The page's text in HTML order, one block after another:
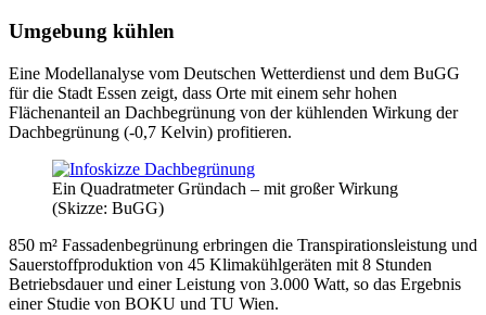
Umgebung kühlen
Eine Modellanalyse vom Deutschen Wetterdienst und dem BuGG
für die Stadt Essen zeigt, dass Orte mit einem sehr hohen
Flächenanteil an Dachbegrünung von der kühlenden Wirkung der
Dachbegrünung (-0,7 Kelvin) profitieren.
Ein Quadratmeter Gründach – mit großer Wirkung
(Skizze: BuGG)
850 m² Fassadenbegrünung erbringen die Transpirationsleistung und
Sauerstoffproduktion von 45 Klimakühlgeräten mit 8 Stunden
Betriebsdauer und einer Leistung von 3.000 Watt, so das Ergebnis
einer Studie von BOKU und TU Wien.